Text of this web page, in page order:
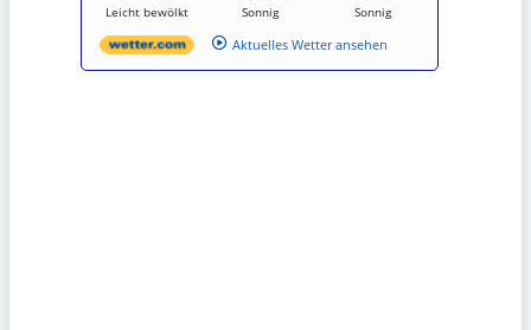
Leicht bewölkt
Sonnig
Sonnig
Aktuelles Wetter ansehen